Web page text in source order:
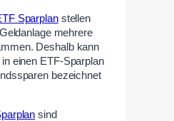
Sparplanstellen
mehrere
Deshalb kann
in einen ETF-Sparplan
bezeichnet
sind